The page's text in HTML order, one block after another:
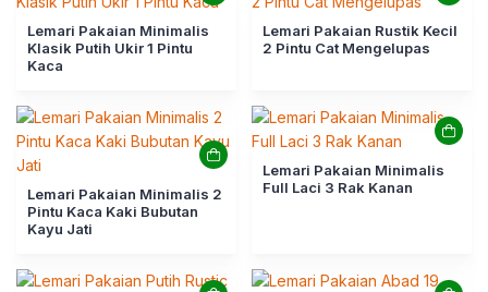
Lemari Pakaian Minimalis
Klasik Putih Ukir 1 Pintu
Kaca
Lemari Pakaian Rustik Kecil
2 Pintu Cat Mengelupas
Lemari Pakaian Minimalis 2
Pintu Kaca Kaki Bubutan
Kayu Jati
Lemari Pakaian Minimalis
Full Laci 3 Rak Kanan